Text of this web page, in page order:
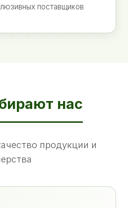
поставщиков
нас
продукции и